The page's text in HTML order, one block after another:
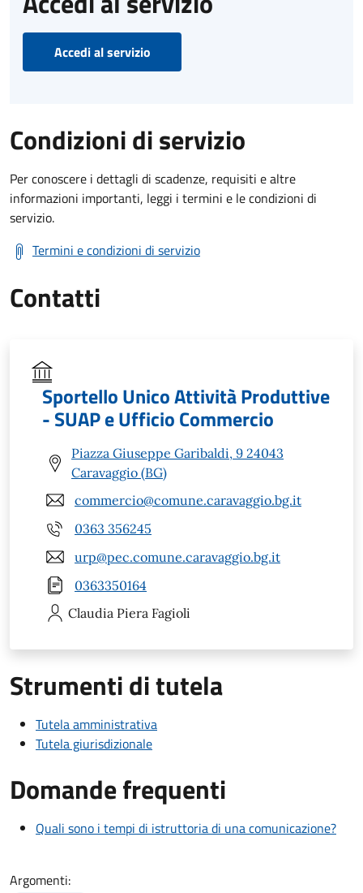
Accedi al servizio
Condizioni di servizio
Per conoscere i dettagli di scadenze, requisiti e altre
informazioni importanti, leggi i termini e le condizioni di
servizio.
Termini e condizioni di servizio
Contatti
Sportello Unico Attività Produttive
- SUAP e Ufficio Commercio
Piazza Giuseppe Garibaldi, 9 24043
Caravaggio (BG)
commercio@comune.caravaggio.bg.it
0363 356245
urp@pec.comune.caravaggio.bg.it
0363350164
Claudia Piera Fagioli
Strumenti di tutela
Tutela amministrativa
Tutela giurisdizionale
Domande frequenti
Quali sono i tempi di istruttoria di una comunicazione?
Argomenti: